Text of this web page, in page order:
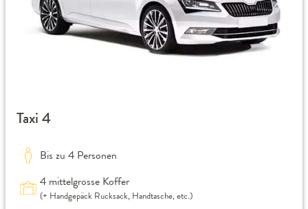
Taxi 4
Bis zu 4 Personen
4 mittelgrosse Koffer
(+ Handgepäck Rucksack, Handtasche, etc.)